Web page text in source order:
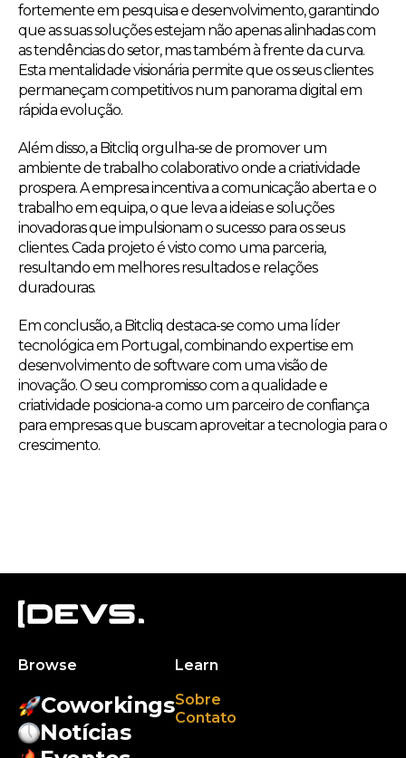
fortemente em pesquisa e desenvolvimento, garantindo
que as suas soluções estejam não apenas alinhadas com
as tendências do setor, mas também à frente da curva.
Esta mentalidade visionária permite que os seus clientes
permaneçam competitivos num panorama digital em
rápida evolução.
Além disso, a Bitcliq orgulha-se de promover um
ambiente de trabalho colaborativo onde a criatividade
prospera. A empresa incentiva a comunicação aberta e o
trabalho em equipa, o que leva a ideias e soluções
inovadoras que impulsionam o sucesso para os seus
clientes. Cada projeto é visto como uma parceria,
resultando em melhores resultados e relações
duradouras.
Em conclusão, a Bitcliq destaca-se como uma líder
tecnológica em Portugal, combinando expertise em
desenvolvimento de software com uma visão de
inovação. O seu compromisso com a qualidade e
criatividade posiciona-a como um parceiro de confiança
para empresas que buscam aproveitar a tecnologia para o
crescimento.
Browse
Coworkings
Notícias
Learn
Sobre
Contato